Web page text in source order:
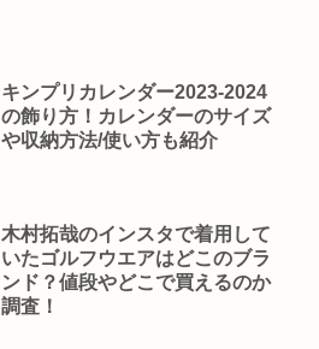
キンプリカレンダー2023-2024
の飾り方！カレンダーのサイズ
や収納方法/使い方も紹介
木村拓哉のインスタで着用して
いたゴルフウエアはどこのブラ
ンド？値段やどこで買えるのか
調査！